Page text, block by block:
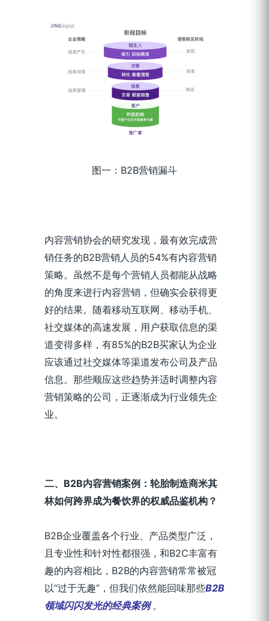
图一：B2B营销漏斗
内容营销协会的研究发现，最有效完成营
销任务的B2B营销人员的54%有内容营销
策略。虽然不是每个营销人员都能从战略
的角度来进行内容营销，但确实会获得更
好的结果。随着移动互联网、移动手机、
社交媒体的高速发展，用户获取信息的渠
道变得多样，有85%的B2B买家认为企业
应该通过社交媒体等渠道发布公司及产品
信息。那些顺应这些趋势并适时调整内容
营销策略的公司，正逐渐成为行业领先企
业。
二、B2B内容营销案例：轮胎制造商米其
林如何跨界成为餐饮界的权威品鉴机构？
B2B企业覆盖各个行业、产品类型广泛，
且专业性和针对性都很强，和B2C丰富有
趣的内容相比，B2B的内容营销常常被冠
以“过于无趣”，但我们依然能回味那些B2B
领域闪闪发光的经典案例。